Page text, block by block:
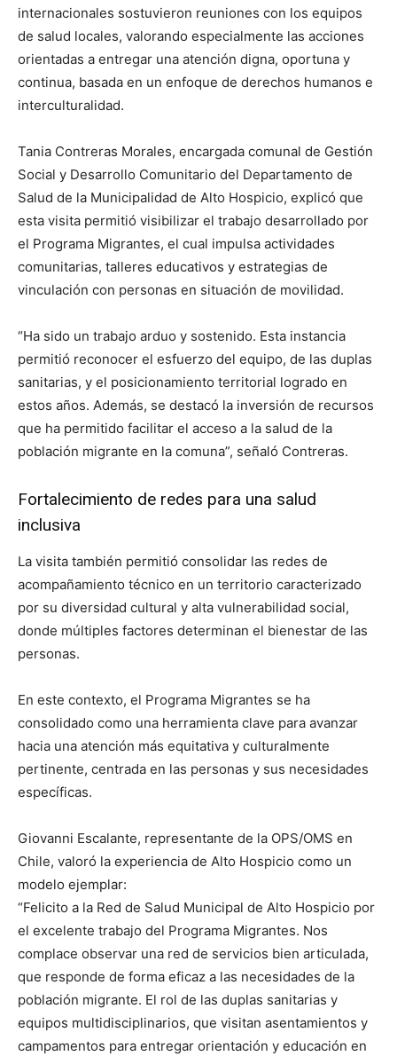
internacionales sostuvieron reuniones con los equipos
de salud locales, valorando especialmente las acciones
orientadas a entregar una atención digna, oportuna y
continua, basada en un enfoque de derechos humanos e
interculturalidad.
Tania Contreras Morales, encargada comunal de Gestión
Social y Desarrollo Comunitario del Departamento de
Salud de la Municipalidad de Alto Hospicio, explicó que
esta visita permitió visibilizar el trabajo desarrollado por
el Programa Migrantes, el cual impulsa actividades
comunitarias, talleres educativos y estrategias de
vinculación con personas en situación de movilidad.
“Ha sido un trabajo arduo y sostenido. Esta instancia
permitió reconocer el esfuerzo del equipo, de las duplas
sanitarias, y el posicionamiento territorial logrado en
estos años. Además, se destacó la inversión de recursos
que ha permitido facilitar el acceso a la salud de la
población migrante en la comuna”, señaló Contreras.
Fortalecimiento de redes para una salud
inclusiva
La visita también permitió consolidar las redes de
acompañamiento técnico en un territorio caracterizado
por su diversidad cultural y alta vulnerabilidad social,
donde múltiples factores determinan el bienestar de las
personas.
En este contexto, el Programa Migrantes se ha
consolidado como una herramienta clave para avanzar
hacia una atención más equitativa y culturalmente
pertinente, centrada en las personas y sus necesidades
específicas.
Giovanni Escalante, representante de la OPS/OMS en
Chile, valoró la experiencia de Alto Hospicio como un
modelo ejemplar:
“Felicito a la Red de Salud Municipal de Alto Hospicio por
el excelente trabajo del Programa Migrantes. Nos
complace observar una red de servicios bien articulada,
que responde de forma eficaz a las necesidades de la
población migrante. El rol de las duplas sanitarias y
equipos multidisciplinarios, que visitan asentamientos y
campamentos para entregar orientación y educación en